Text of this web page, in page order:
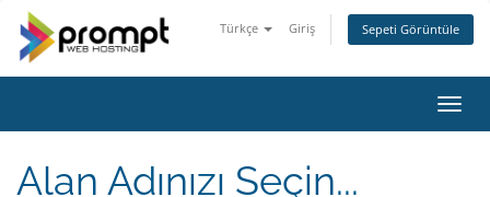
Türkçe Giriş Sepeti Görüntüle
Alan Adınızı Seçin...